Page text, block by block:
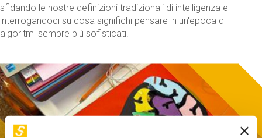
sfidando le nostre definizioni tradizionali di intelligenza e
interrogandoci su cosa significhi pensare in un'epoca di
algoritmi sempre più sofisticati.